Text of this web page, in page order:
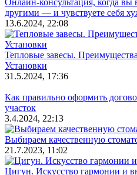
Онлайн-консультация, когда вы
другими — и чувствуете себя
13.6.2024, 22:08
Тепловые завесы.
Установки
31.5.2024, 17:36
Как правильно оформить
участок
3.4.2024, 22:13
Выбираем качественную
21.7.2023, 11:02
Цигун. Искусство гармонии и